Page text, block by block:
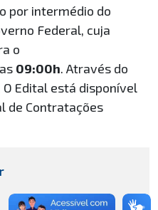
por intermédio do
Federal, cuja
o
09:00h. Através do
O Edital está disponível
de Contratações